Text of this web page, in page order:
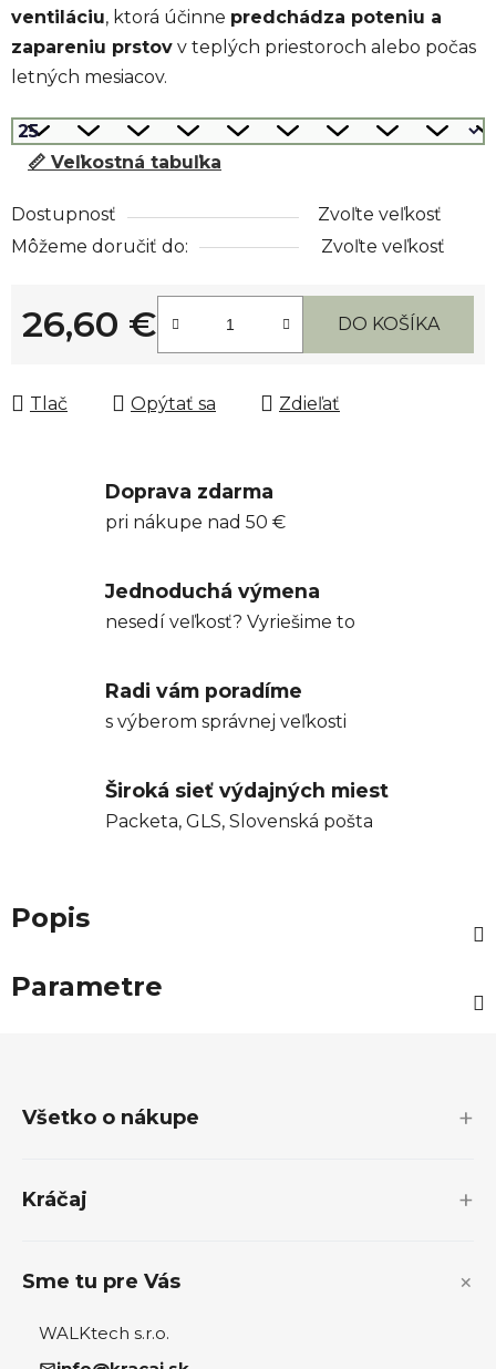
ventiláciu, ktorá účinne predchádza poteniu a
zapareniu prstov v teplých priestoroch alebo počas
letných mesiacov.
📏 Veľkostná tabuľka
Dostupnosť
Zvoľte veľkosť
Môžeme doručiť do:
Zvoľte veľkosť
26,60 €
Jednotková cena:
DO KOŠÍKA
Tlač Opýtať sa Zdieľať
Doprava zdarma
pri nákupe nad 50 €
Jednoduchá výmena
nesedí veľkosť? Vyriešime to
Radi vám poradíme
s výberom správnej veľkosti
Široká sieť výdajných miest
Packeta, GLS, Slovenská pošta
Popis
Parametre
Všetko o nákupe
Kráčaj
Sme tu pre Vás
WALKtech s.r.o.